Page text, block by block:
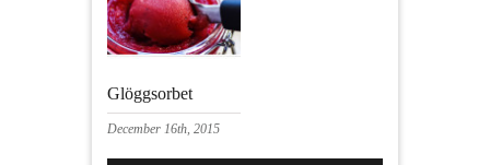
Glöggsorbet
December 16th, 2015